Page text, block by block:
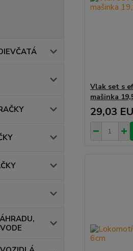
Vlak set s
mašinka
29,03